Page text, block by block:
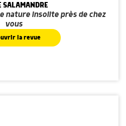
SALAMANDRE
nature insolite près de chez
vous
la revue